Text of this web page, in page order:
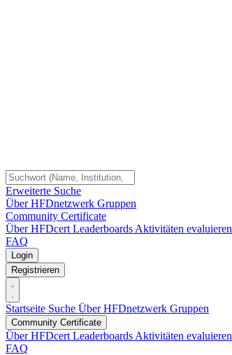
Erweiterte Suche
Über HFDnetzwerk Gruppen
Community Certificate
Über HFDcert Leaderboards Aktivitäten evaluieren
FAQ
Login
Registrieren
Startseite Suche Über HFDnetzwerk Gruppen
Community Certificate
Über HFDcert Leaderboards Aktivitäten evaluieren
FAQ